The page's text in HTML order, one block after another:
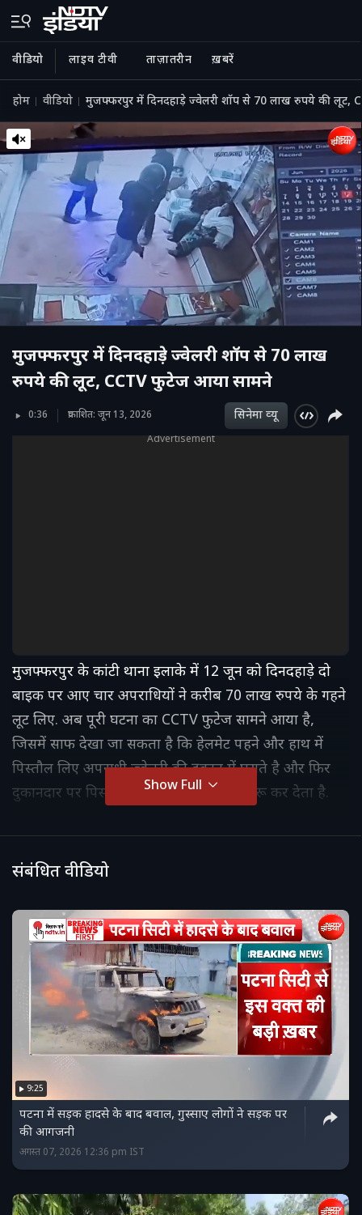
वीडियो लाइव टीवी ताज़ातरीन ख़बरें
होम वीडियो मुजफ्फरपुर में दिनदहाड़े ज्वेलरी शॉप से ​​70 लाख रुपये की लूट,
मुजफ्फरपुर में दिनदहाड़े ज्वेलरी शॉप से ​​70 लाख
रुपये की लूट, CCTV फुटेज आया सामने
0:36 प्रकाशित: जून 13, 2026 सिनेमा व्‍यू
Advertisement
मुजफ्फरपुर के कांटी थाना इलाके में 12 जून को दिनदहाड़े दो
बाइक पर आए चार अपराधियों ने करीब 70 लाख रुपये के गहने
लूट लिए. अब पूरी घटना का CCTV फुटेज सामने आया है,
जिसमें साफ देखा जा सकता है कि हेलमेट पहने और हाथ में
पिस्तौल लिए अपराधी ज्वेलरी की दुकान में घुसते है और फिर
दुकानदार पर पिस्तौल तानकर उसे धमकाना शुरू कर देता है.
Show Full
संबंधित वीडियो
9:25
पटना में सड़क हादसे के बाद बवाल, गुस्साए लोगों ने सड़क पर
की आगजनी
अगस्त 07, 2026 12:36 pm IST